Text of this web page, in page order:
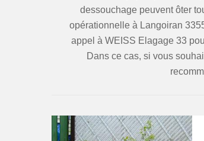
dessouchage peuvent ôter
opérationnelle à Langoiran
appel à WEISS Elagage 33
Dans ce cas, si vous